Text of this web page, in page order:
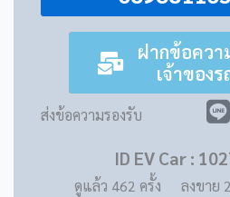
ฝากข้อควา
เจ้าของร
ส่งข้อความรองรับ
ID EV Car :
ดูแล้ว 462 ครั้ง ลงขาย